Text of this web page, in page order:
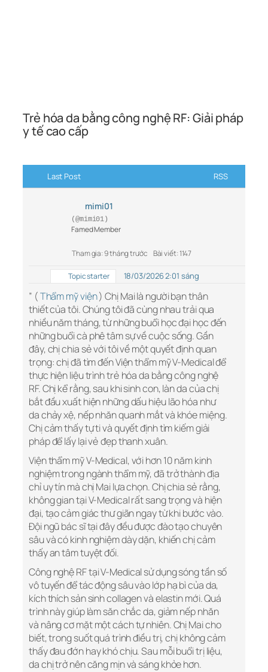
Trẻ hóa da bằng công nghệ RF: Giải pháp
y tế cao cấp
Last Post RSS
mimi01
(@mimi01)
Famed Member
Tham gia: 9 tháng trước Bài viết: 1147
Topic starter 18/03/2026 2:01 sáng
” (Thẩm mỹ viện) Chị Mai là người bạn thân
thiết của tôi. Chúng tôi đã cùng nhau trải qua
nhiều năm tháng, từ những buổi học đại học đến
những buổi cà phê tâm sự về cuộc sống. Gần
đây, chị chia sẻ với tôi về một quyết định quan
trọng: chị đã tìm đến Viện thẩm mỹ V-Medical để
thực hiện liệu trình trẻ hóa da bằng công nghệ
RF. Chị kể rằng, sau khi sinh con, làn da của chị
bắt đầu xuất hiện những dấu hiệu lão hóa như
da chảy xệ, nếp nhăn quanh mắt và khóe miệng.
Chị cảm thấy tự ti và quyết định tìm kiếm giải
pháp để lấy lại vẻ đẹp thanh xuân.
Viện thẩm mỹ V-Medical, với hơn 10 năm kinh
nghiệm trong ngành thẩm mỹ, đã trở thành địa
chỉ uy tín mà chị Mai lựa chọn. Chị chia sẻ rằng,
không gian tại V-Medical rất sang trọng và hiện
đại, tạo cảm giác thư giãn ngay từ khi bước vào.
Đội ngũ bác sĩ tại đây đều được đào tạo chuyên
sâu và có kinh nghiệm dày dặn, khiến chị cảm
thấy an tâm tuyệt đối.
Công nghệ RF tại V-Medical sử dụng sóng tần số
vô tuyến để tác động sâu vào lớp hạ bì của da,
kích thích sản sinh collagen và elastin mới. Quá
trình này giúp làm săn chắc da, giảm nếp nhăn
và nâng cơ mặt một cách tự nhiên. Chị Mai cho
biết, trong suốt quá trình điều trị, chị không cảm
thấy đau đớn hay khó chịu. Sau mỗi buổi trị liệu,
da chị trở nên căng mịn và sáng khỏe hơn.